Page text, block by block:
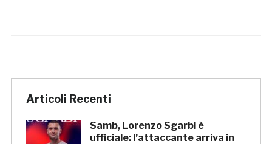
Articoli Recenti
Samb, Lorenzo Sgarbi è
ufficiale: l’attaccante arriva in